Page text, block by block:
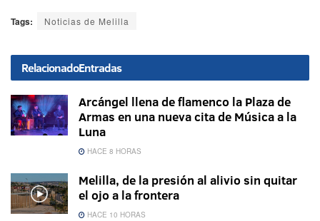
Tags: Noticias de Melilla
RelacionadoEntradas
Arcángel llena de flamenco la Plaza de
Armas en una nueva cita de Música a la
Luna
HACE 8 HORAS
Melilla, de la presión al alivio sin quitar
el ojo a la frontera
HACE 10 HORAS